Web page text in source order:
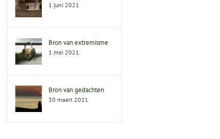
1 juni 2021
Bron van extremisme
1 mei 2021
Bron van gedachten
30 maart 2021